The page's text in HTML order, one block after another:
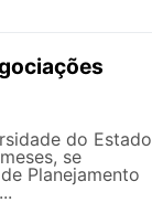
do Estado
se
Planejamento